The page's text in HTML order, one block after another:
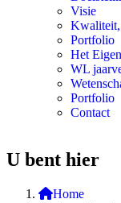
Visie
Portfolio
Het
WL
Portfolio
Contact
U bent hier
Home